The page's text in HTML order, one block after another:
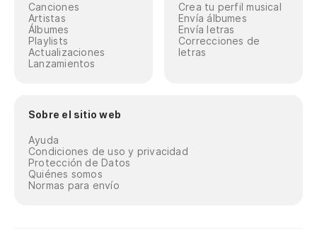
Canciones
Artistas
Álbumes
Playlists
Actualizaciones
Lanzamientos
Crea tu perfil musical
Envía álbumes
Envía letras
Correcciones de
letras
Sobre el sitio web
Ayuda
Condiciones de uso y privacidad
Protección de Datos
Quiénes somos
Normas para envío